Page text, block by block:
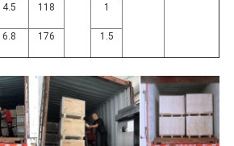
1
118
4.5
1.5
176
6.8